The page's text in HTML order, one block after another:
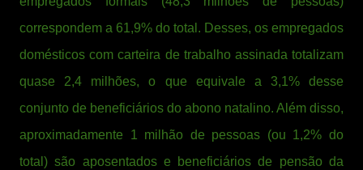
correspondem a 61,9% do total. Desses, os empregados
domésticos com carteira de trabalho assinada totalizam
quase 2,4 milhões, o que equivale a 3,1% desse
conjunto de beneficiários do abono natalino. Além disso,
aproximadamente 1 milhão de pessoas (ou 1,2% do
total) são aposentados e beneficiários de pensão da